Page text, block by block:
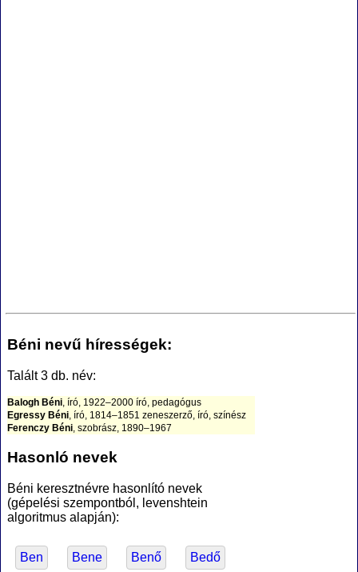
Béni nevű hírességek:
Talált 3 db. név:
Balogh Béni , író, 1922–2000 író, pedagógus
Egressy Béni , író, 1814–1851 zeneszerző, író, színész
Ferenczy Béni , szobrász, 1890–1967
Hasonló nevek
Béni keresztnévre hasonlító nevek
(gépelési szempontból, levenshtein
algoritmus alapján):
Ben Bene Benő Bedő